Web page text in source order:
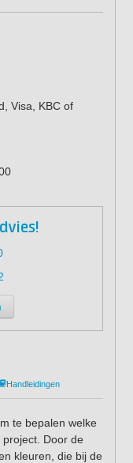
Visa, KBC of
Handleidingen
te bepalen welke
Door de
kleuren, die bij de